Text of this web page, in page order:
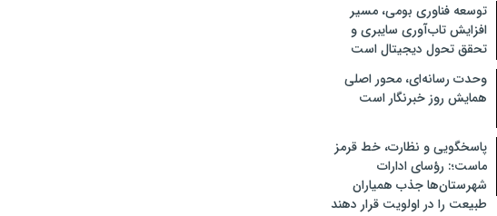
توسعه فناوری بومی، مسیر
افزایش تاب‌آوری سایبری و
تحقق تحول دیجیتال است
وحدت رسانه‌ای، محور اصلی
همایش روز خبرنگار است
پاسخگویی و نظارت، خط قرمز
ماست؛: رؤسای ادارات
شهرستان‌ها جذب همیاران
طبیعت را در اولویت قرار دهند